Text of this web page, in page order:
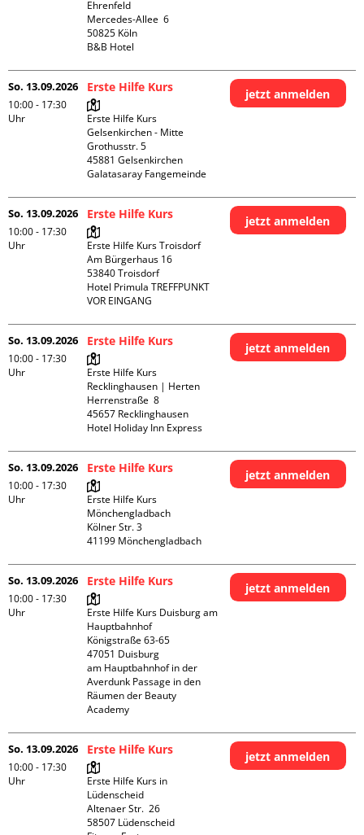
Ehrenfeld
Mercedes-Allee  6
50825 Köln
B&B Hotel
So. 13.09.2026
10:00 - 17:30
Uhr
Erste Hilfe Kurs
Erste Hilfe Kurs
Gelsenkirchen - Mitte
Grothusstr. 5
45881 Gelsenkirchen
Galatasaray Fangemeinde
jetzt anmelden
So. 13.09.2026
10:00 - 17:30
Uhr
Erste Hilfe Kurs
Erste Hilfe Kurs Troisdorf
Am Bürgerhaus 16
53840 Troisdorf
Hotel Primula TREFFPUNKT
VOR EINGANG
jetzt anmelden
So. 13.09.2026
10:00 - 17:30
Uhr
Erste Hilfe Kurs
Erste Hilfe Kurs
Recklinghausen | Herten
Herrenstraße  8
45657 Recklinghausen
Hotel Holiday Inn Express
jetzt anmelden
So. 13.09.2026
10:00 - 17:30
Uhr
Erste Hilfe Kurs
Erste Hilfe Kurs
Mönchengladbach
Kölner Str. 3
jetzt anmelden
So. 13.09.2026
10:00 - 17:30
Uhr
Erste Hilfe Kurs
Erste Hilfe Kurs Duisburg am
Hauptbahnhof
Königstraße 63-65
47051 Duisburg
am Hauptbahnhof in der
Averdunk Passage in den
Räumen der Beauty
Academy
jetzt anmelden
So. 13.09.2026
10:00 - 17:30
Uhr
Erste Hilfe Kurs
Erste Hilfe Kurs in
Lüdenscheid
Altenaer Str.  26
58507 Lüdenscheid
jetzt anmelden